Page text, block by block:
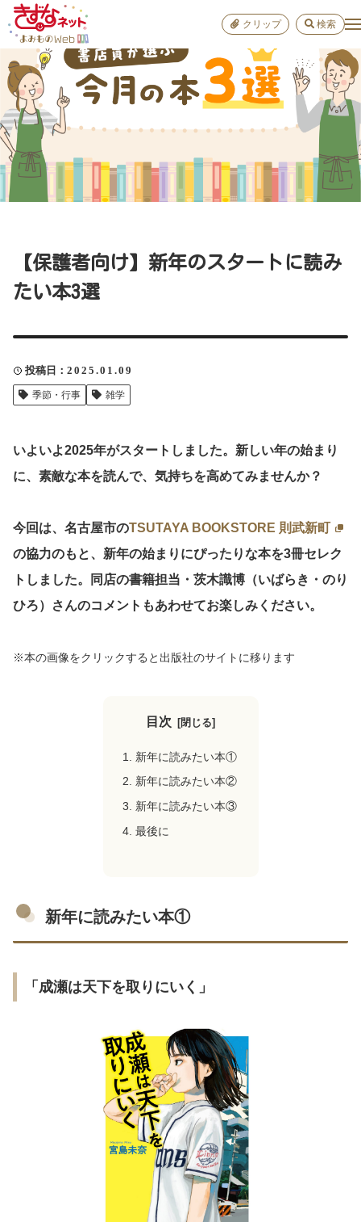
【保護者向け】新年のスタートに読み
たい本3選
投稿日 2025.01.09
季節・行事 雑学
いよいよ2025年がスタートしました。新しい年の始まり
に、素敵な本を読んで、気持ちを高めてみませんか？
今回は、名古屋市のTSUTAYA BOOKSTORE 則武新町
の協力のもと、新年の始まりにぴったりな本を3冊セレク
トしました。同店の書籍担当・茨木識博（いばらき・のり
ひろ）さんのコメントもあわせてお楽しみください。
※本の画像をクリックすると出版社のサイトに移ります
目次
新年に読みたい本①
新年に読みたい本②
新年に読みたい本③
最後に
新年に読みたい本①
「成瀬は天下を取りにいく」
クリップ 検索
小学
お出
雑学
おすすめ
学び
進路
感想・声を送る